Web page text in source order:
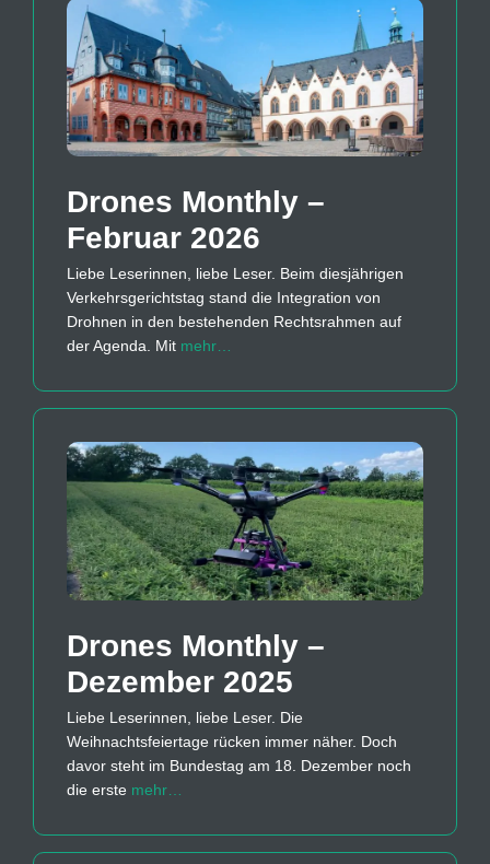
Drones Monthly –
Februar 2026
Liebe Leserinnen, liebe Leser. Beim diesjährigen
Verkehrsgerichtstag stand die Integration von
Drohnen in den bestehenden Rechtsrahmen auf
der Agenda. Mit mehr…
Drones Monthly –
Dezember 2025
Liebe Leserinnen, liebe Leser. Die
Weihnachtsfeiertage rücken immer näher. Doch
davor steht im Bundestag am 18. Dezember noch
die erste mehr…